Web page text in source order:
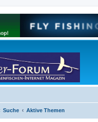
Suche Aktive Themen